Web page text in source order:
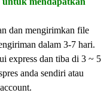
dan mengirimkan file
dalam 3-7 hari.
express dan tiba di 3 ~ 5
anda sendiri atau